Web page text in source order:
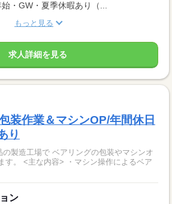
・GW・夏季休暇あり（...
もっと見る
求人詳細を見る
装作業＆マシンOP/年間休日
り
製造工場で ベアリングの包装やマシンオ
によるベア
ン